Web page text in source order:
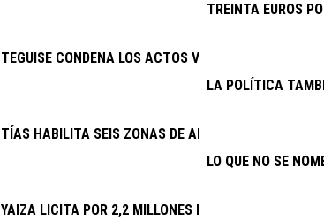
TEGUISE CONDENA LOS ACTOS VANDÁLICOS CONTRA
TÍAS HABILITA SEIS ZONAS DE APARCAMIENTO Y
YAIZA LICITA POR 2,2 MILLONES LAS MEJORAS DEL
TREINTA EUROS
LA POLÍTICA
LO QUE NO SE